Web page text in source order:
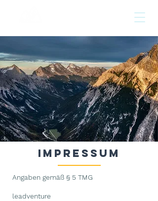
Impressum
Angaben gemäß § 5 TMG
leadventure